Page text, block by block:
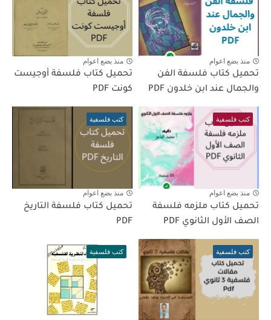
منذ بضع اعوام
تحميل كتاب فلسفة الفن
والجمال عند ابن خلدون PDF
منذ بضع اعوام
تحميل كتاب فلسفة أوجيست
كونت PDF
كتب فلسفية
منذ بضع اعوام
تحميل كتاب ملزمه فلسفة
الصف الأول الثانوي PDF
كتب فلسفية
منذ بضع اعوام
تحميل كتاب فلسفة التاريخ
PDF
كتب فلسفية كتب فلسفية